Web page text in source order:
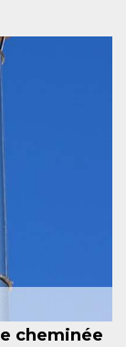
cheminée